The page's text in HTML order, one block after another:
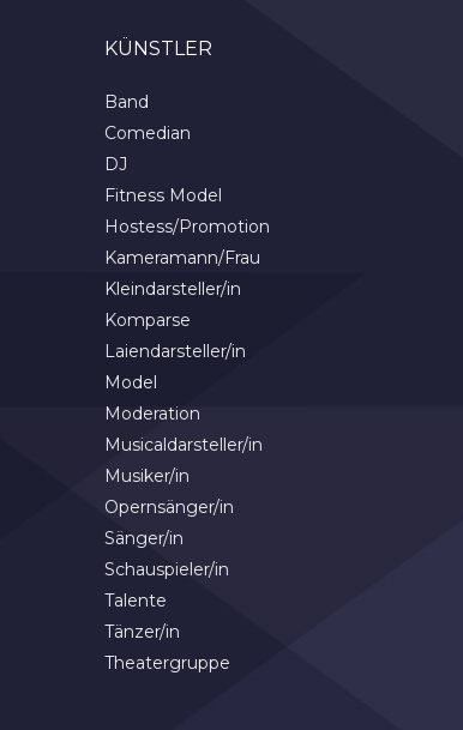
KÜNSTLER
Band
Comedian
DJ
Fitness Model
Hostess/Promotion
Kameramann/Frau
Kleindarsteller/in
Komparse
Laiendarsteller/in
Model
Moderation
Musicaldarsteller/in
Musiker/in
Opernsänger/in
Sänger/in
Schauspieler/in
Talente
Tänzer/in
Theatergruppe